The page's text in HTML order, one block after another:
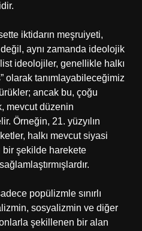
iktidarın meşruiyeti,
aynı zamanda ideolojik
ideolojiler, genellikle halkı
olarak tanımlayabileceğimiz
ancak bu, çoğu
mevcut düzenin
Örneğin, 21. yüzyılın
halkı mevcut siyasi
bir şekilde harekete
popülizmle sınırlı
sosyalizmin ve diğer
şekillenen bir alan